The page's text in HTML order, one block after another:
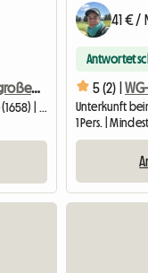
WG-Zimmer in einem großen Chalet - 1pJ
Unterkunft beim Gastgeber | La Tine (1658) | 14 M2
41 € /
Antwortet
5 (2) |
1 Pers. |